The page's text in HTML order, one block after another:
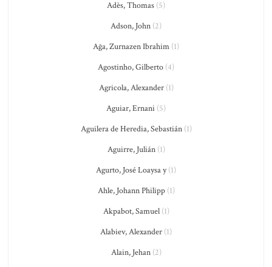
Adès, Thomas (5)
Adson, John (2)
Ağa, Zurnazen Ibrahim (1)
Agostinho, Gilberto (4)
Agricola, Alexander(1)
Aguiar, Ernani (5)
Aguilera de Heredia, Sebastián(1)
Aguirre, Julián(1)
Agurto, José Loaysa y(1)
Ahle, Johann Philipp(1)
Akpabot, Samuel(1)
Alabiev, Alexander (1)
Alain, Jehan(2)